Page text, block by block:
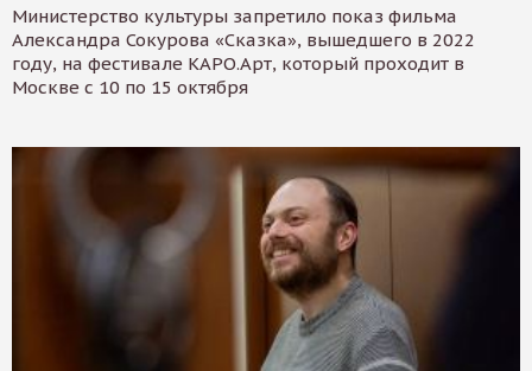
Министерство культуры запретило показ фильма
Александра Сокурова «Сказка», вышедшего в 2022
году, на фестивале КАРО.Арт, который проходит в
Москве с 10 по 15 октября